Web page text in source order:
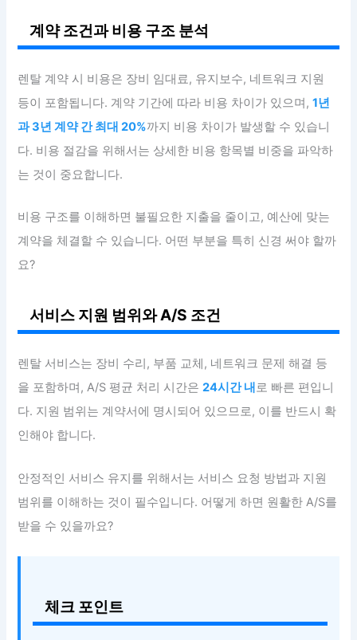
계약 조건과 비용 구조 분석
렌탈 계약 시 비용은 장비 임대료, 유지보수, 네트워크 지원
등이 포함됩니다. 계약 기간에 따라 비용 차이가 있으며,1년
과 3년 계약 간 최대 20%까지 비용 차이가 발생할 수 있습니
다. 비용 절감을 위해서는 상세한 비용 항목별 비중을 파악하
는 것이 중요합니다.
비용 구조를 이해하면 불필요한 지출을 줄이고, 예산에 맞는
계약을 체결할 수 있습니다. 어떤 부분을 특히 신경 써야 할까
요?
서비스 지원 범위와 A/S 조건
렌탈 서비스는 장비 수리, 부품 교체, 네트워크 문제 해결 등
을 포함하며, A/S 평균 처리 시간은24시간 내 로 빠른 편입니
다. 지원 범위는 계약서에 명시되어 있으므로, 이를 반드시 확
인해야 합니다.
안정적인 서비스 유지를 위해서는 서비스 요청 방법과 지원
범위를 이해하는 것이 필수입니다. 어떻게 하면 원활한 A/S를
받을 수 있을까요?
체크 포인트